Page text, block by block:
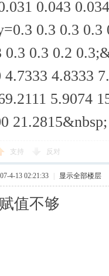
0.043
0.3 0.3
0.3 0.3 0.2
4.7333 4.8333
5.9074
支持 反对
4-13 02:21:33 显示全部楼层
值不够